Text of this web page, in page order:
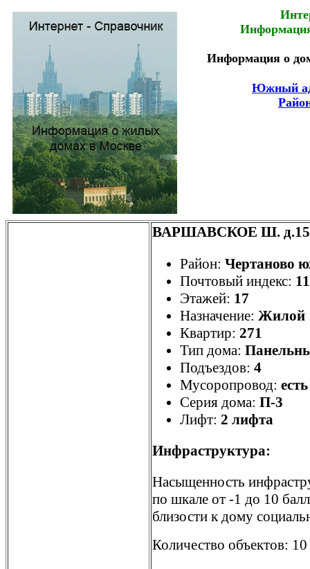
Информация о
Южный
ВАРШАВСКОЕ Ш.
Район: Чертаново
Почтовый индекс:
Этажей: 17
Назначение: Жилой
Квартир: 271
Тип дома:
Подъездов: 4
Мусоропровод: есть
Серия дома: П-3
Лифт: 2 лифта
Инфраструктура:
Насыщенность
по шкале от -1 до 10
близости к дому
Количество объектов: 10